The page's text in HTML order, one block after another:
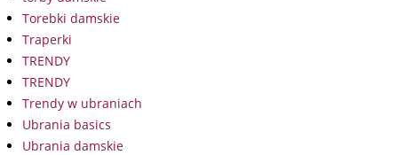
Torebki damskie
Traperki
TRENDY
TRENDY
Trendy w ubraniach
Ubrania basics
Ubrania damskie